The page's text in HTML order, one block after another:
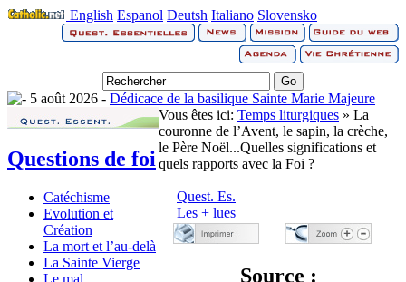
English Espanol Deutsh Italiano Slovensko
5 août 2026 - Dédicace de la basilique Sainte Marie Majeure
Questions de foi
Catéchisme
Evolution et
Création
La mort et l’au-delà
La Sainte Vierge
Le mal
Vous êtes ici: Temps liturgiques » La
couronne de l’Avent, le sapin, la crèche,
le Père Noël...Quelles significations et
quels rapports avec la Foi ?
Quest. Es.
Les + lues
Source :